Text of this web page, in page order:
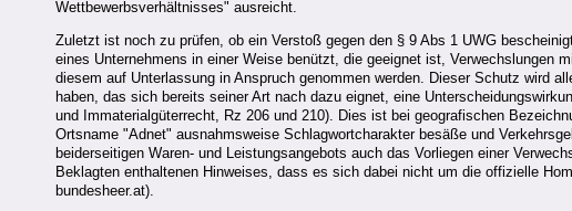
Wettbewerbsverhältnisses" ausreicht.
Zuletzt ist noch zu prüfen, ob ein Verstoß gegen den § 9 Abs 1 UWG
eines Unternehmens in einer Weise benützt, die geeignet ist, Verwechslungen
diesem auf Unterlassung in Anspruch genommen werden. Dieser Schutz wird
haben, das sich bereits seiner Art nach dazu eignet, eine
und Immaterialgüterrecht, Rz 206 und 210). Dies ist bei geografischen
Ortsname "Adnet" ausnahmsweise Schlagwortcharakter besäße und
beiderseitigen Waren- und Leistungsangebots auch das Vorliegen einer
Beklagten enthaltenen Hinweises, dass es sich dabei nicht um die offizielle
bundesheer.at).